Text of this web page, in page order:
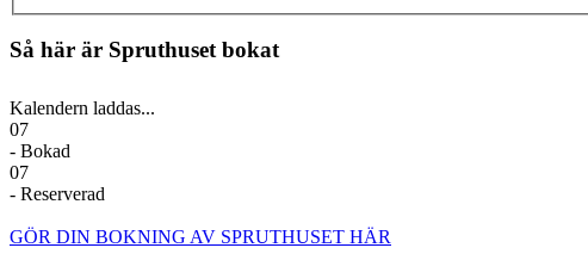
Så här är Spruthuset bokat
Kalendern laddas...
07
- Bokad
07
- Reserverad
GÖR DIN BOKNING AV SPRUTHUSET HÄR